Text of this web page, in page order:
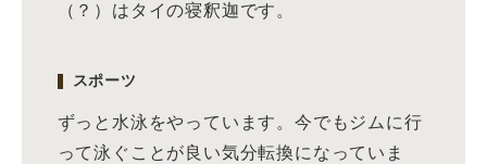
（？）はタイの寝釈迦です。
スポーツ
ずっと水泳をやっています。今でもジムに行
って泳ぐことが良い気分転換になっていま